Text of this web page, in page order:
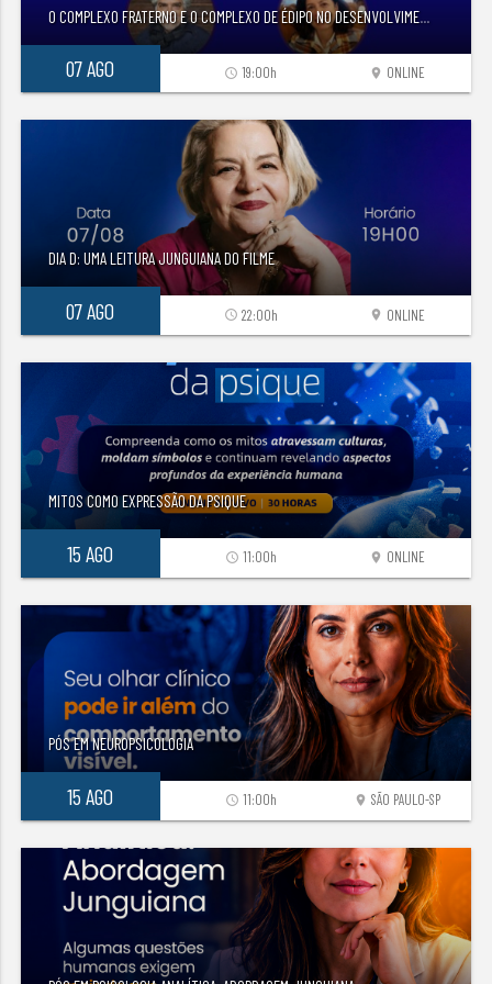
O COMPLEXO FRATERNO E O COMPLEXO DE ÉDIPO NO DESENVOLVIME...
07 AGO location_on ONLINE
access_time 19:00h
DIA D: UMA LEITURA JUNGUIANA DO FILME
07 AGO location_on ONLINE
access_time 22:00h
MITOS COMO EXPRESSÃO DA PSIQUE
15 AGO location_on ONLINE
access_time 11:00h
PÓS EM NEUROPSICOLOGIA
15 AGO location_on SÃO PAULO-SP
access_time 11:00h